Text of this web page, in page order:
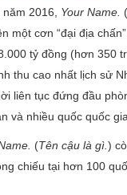
2016, Your Name. (
một cơn “đại địa
tỷ đồng (hơn 350
thu cao nhất lịch sử
liên tục đứng đầu
và nhiều quốc quốc
(Tên cậu là gì. )
chiếu tại hơn 100